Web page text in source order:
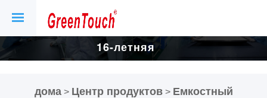
16-летняя
дома> Центр продуктов> Емкостный